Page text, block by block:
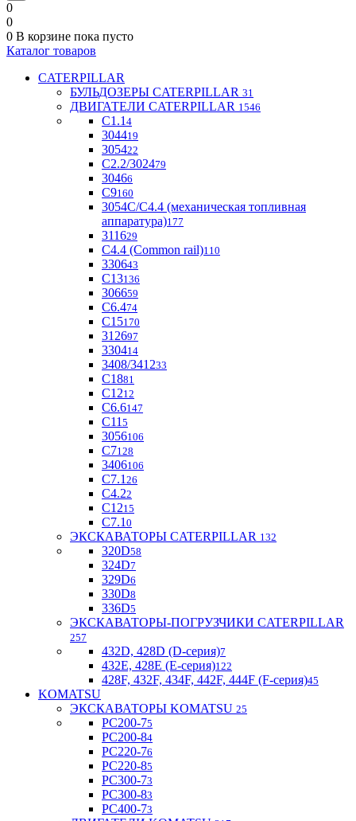
0
0
0 В корзине пока пусто
Каталог товаров
CATERPILLAR
БУЛЬДОЗЕРЫ CATERPILLAR 31
ДВИГАТЕЛИ CATERPILLAR 1546
C1.1 4
304419
305422
С2.2/302479
30466
С9160
3054С/С4.4 (механическая топливная
аппаратура)177
311629
С4.4 (Common rail)110
330643
С13136
306659
С6.474
С15170
312697
330414
3408/341233
С1881
C1212
С6.6147
C11 5
3056106
С7128
3406106
C7.1 26
C4.22
С1215
С7.1 0
ЭКСКАВАТОРЫ CATERPILLAR 132
320D58
324D7
329D6
330D8
336D5
ЭКСКАВАТОРЫ-ПОГРУЗЧИКИ CATERPILLAR
257
432D, 428D (D-серия)7
432E, 428E (E-серия)122
428F, 432F, 434F, 442F, 444F (F-серия)45
KOMATSU
ЭКСКАВАТОРЫ KOMATSU 25
PC200-75
PC200-84
PC220-76
PC220-85
PC300-73
PC300-83
PC400-73